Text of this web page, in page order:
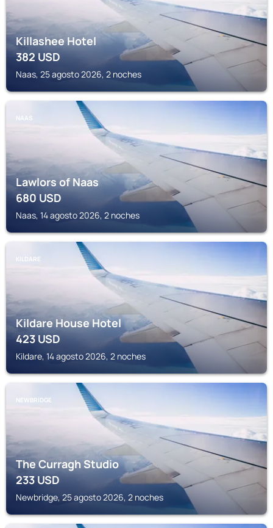
Killashee Hotel
382USD
Naas, 25 agosto 2026, 2 noches
NAAS
Lawlors of Naas
680USD
Naas, 14 agosto 2026, 2 noches
KILDARE
Kildare House Hotel
423USD
Kildare, 14 agosto 2026, 2 noches
NEWBRIDGE
The Curragh Studio
233USD
Newbridge, 25 agosto 2026, 2 noches